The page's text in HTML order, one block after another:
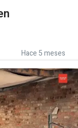
Hace 5 meses